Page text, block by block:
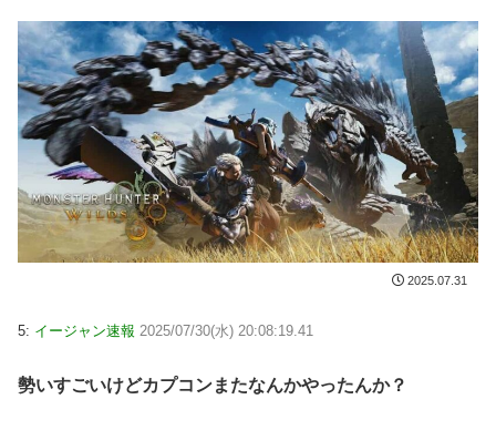
2025.07.31
5: イージャン速報 2025/07/30(水) 20:08:19.41
勢いすごいけどカプコンまたなんかやったんか？